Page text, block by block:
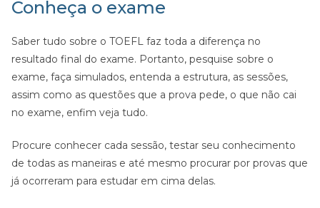
Conheça o exame
Saber tudo sobre o TOEFL faz toda a diferença no
resultado final do exame. Portanto, pesquise sobre o
exame, faça simulados, entenda a estrutura, as sessões,
assim como as questões que a prova pede, o que não cai
no exame, enfim veja tudo.
Procure conhecer cada sessão, testar seu conhecimento
de todas as maneiras e até mesmo procurar por provas que
já ocorreram para estudar em cima delas.